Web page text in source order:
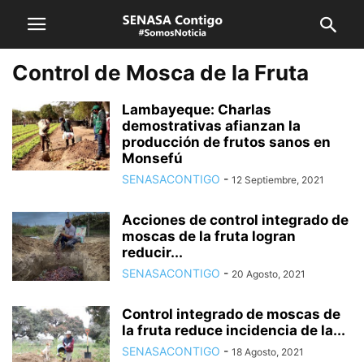
Control de Mosca de la Fruta
Lambayeque: Charlas
demostrativas afianzan la
producción de frutos sanos en
Monsefú
SENASACONTIGO - 12 Septiembre, 2021
Acciones de control integrado de
moscas de la fruta logran
reducir...
SENASACONTIGO - 20 Agosto, 2021
Control integrado de moscas de
la fruta reduce incidencia de la...
SENASACONTIGO - 18 Agosto, 2021